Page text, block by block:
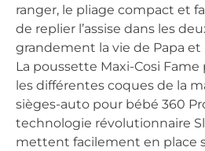
ranger, le pliage compact et
de replier l’assise dans les
grandement la vie de Papa et
La poussette Maxi-Cosi
les différentes coques de la
sièges-auto pour bébé 360
technologie révolutionnaire
mettent facilement en place